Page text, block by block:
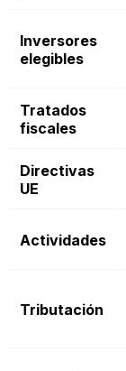
Inversores
elegibles
Tratados
fiscales
Directivas
UE
Actividades
Tributación